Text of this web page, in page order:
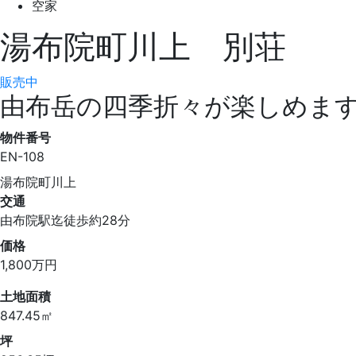
空家
湯布院町川上 別荘
販売中
由布岳の四季折々が楽しめま
物件番号
EN-108
湯布院町川上
交通
由布院駅迄徒歩約28分
価格
1,800万円
土地面積
847.45㎡
坪